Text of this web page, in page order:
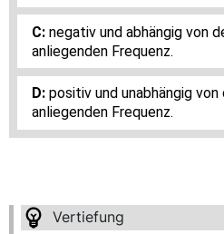
negativ und abhängig von der Kapazität und der
anliegenden Frequenz.
positiv und unabhängig von der Kapazität und der
anliegenden Frequenz.